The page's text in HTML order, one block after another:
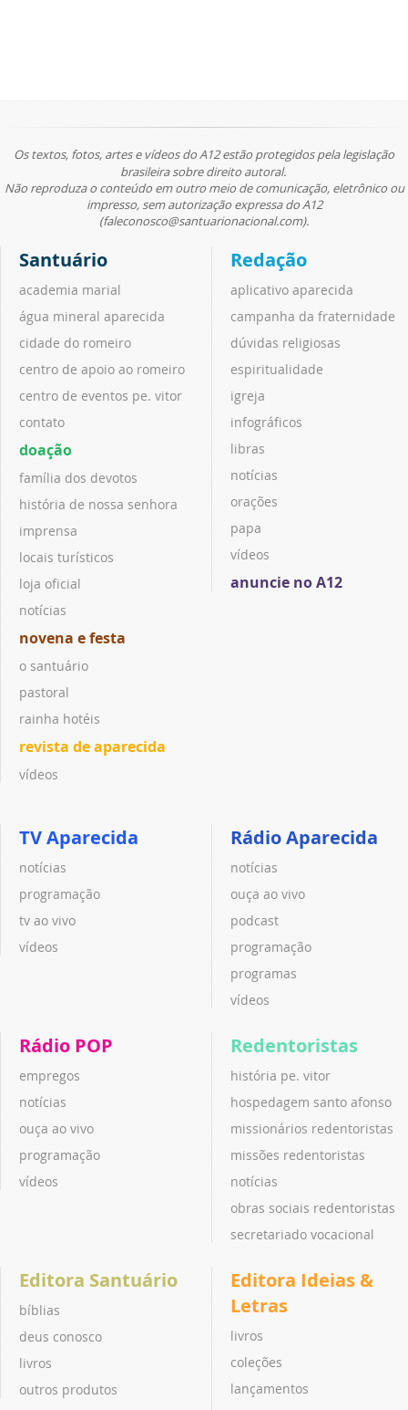
Os textos, fotos, artes e vídeos do A12 estão protegidos pela legislação
brasileira sobre direito autoral.
Não reproduza o conteúdo em outro meio de comunicação, eletrônico ou
impresso, sem autorização expressa do A12
(faleconosco@santuarionacional.com).
Santuário
academia marial
água mineral aparecida
cidade do romeiro
centro de apoio ao romeiro
centro de eventos pe. vitor
contato
doação
família dos devotos
história de nossa senhora
imprensa
locais turísticos
loja oficial
notícias
novena e festa
o santuário
pastoral
rainha hotéis
revista de aparecida
vídeos
Redação
aplicativo aparecida
campanha da fraternidade
dúvidas religiosas
espiritualidade
igreja
infográficos
libras
notícias
orações
papa
vídeos
anuncie no A12
TV Aparecida
notícias
programação
tv ao vivo
vídeos
Rádio Aparecida
notícias
ouça ao vivo
podcast
programação
programas
vídeos
Rádio POP
empregos
notícias
ouça ao vivo
programação
vídeos
Redentoristas
história pe. vitor
hospedagem santo afonso
missionários redentoristas
missões redentoristas
notícias
obras sociais redentoristas
secretariado vocacional
Editora Santuário
bíblias
deus conosco
livros
outros produtos
Editora Ideias &
Letras
livros
coleções
lançamentos